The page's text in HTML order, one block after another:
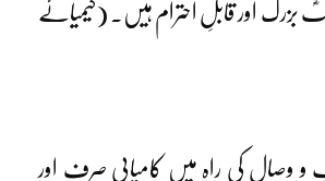
بزرگ اور قابلِ احترام ہیں۔ (کیمیائے
و وصال کی راہ میں کامیابی صرف اور